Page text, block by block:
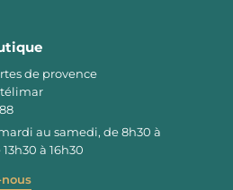
de provence
au samedi, de 8h30 à
à 16h30